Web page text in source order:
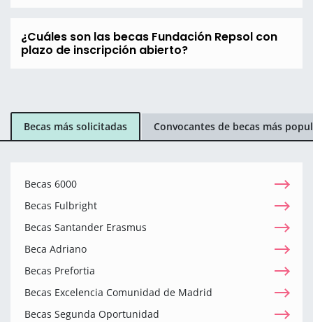
¿Cuáles son las becas Fundación Repsol con
plazo de inscripción abierto?
Becas más solicitadas Convocantes de becas más
Becas 6000
Becas Fulbright
Becas Santander Erasmus
Beca Adriano
Becas Prefortia
Becas Excelencia Comunidad de Madrid
Becas Segunda Oportunidad